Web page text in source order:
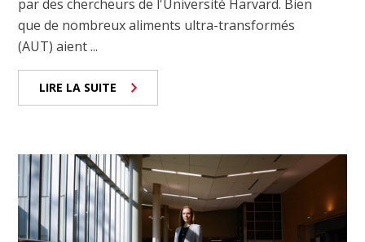
par des chercheurs de l'Université Harvard. Bien
que de nombreux aliments ultra-transformés
(AUT) aient ...
LIRE LA SUITE